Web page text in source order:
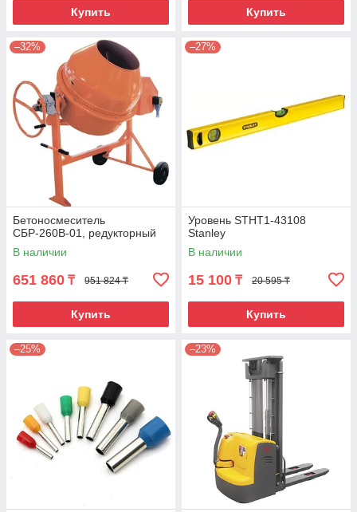
Купить Купить
–32%
Бетоносмеситель
СБР-260В-01, редукторный
В наличии
651 860 ₸ 951 824 ₸
Купить
–27%
Уровень STHT1-43108
Stanley
В наличии
15 100 ₸ 20 595 ₸
Купить
–25% –23%